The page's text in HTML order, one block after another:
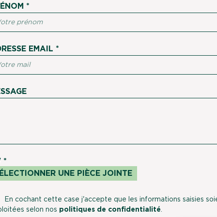
*
EMAIL *
UNE PIÈCE JOINTE
En cochant cette case j'accepte que les informations saisies
selon nos politiques de confidentialité.